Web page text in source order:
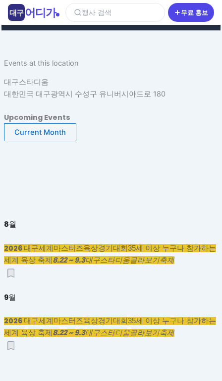
츠
너Events at this location
대구스타디움
대한민국 대구광역시 수성구 유니버시아드로 180
Upcoming Events
Current Month
8월
2026 대구세계마스터즈육상경기대회35세 이상 누구나 참가하는
세계 육상 축제 8.22 ~ 9.3대구스타디움골라보기축제
9월
2026 대구세계마스터즈육상경기대회35세 이상 누구나 참가하는
세계 육상 축제 8.22 ~ 9.3대구스타디움골라보기축제
대구 어디가 행사 검색 무료 홍보